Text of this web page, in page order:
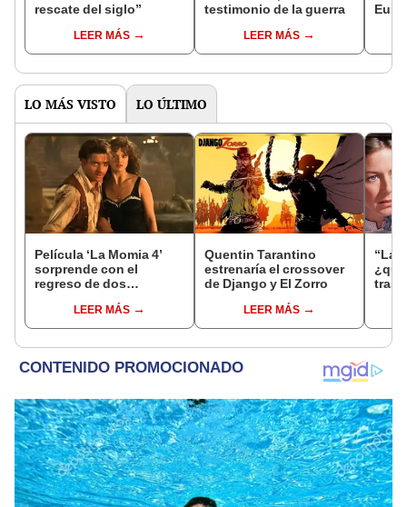
rescate del siglo”
LEER MÁS
testimonio de la guerra
LEER MÁS
LO MÁS VISTO LO ÚLTIMO
Película ‘La Momia 4’
sorprende con el
regreso de dos
junto a Brendan Fraser y
Rachel Weisz
LEER MÁS
Quentin Tarantino
estrenaría el crossover
de Django y El Zorro
LEER MÁS
“La
tras